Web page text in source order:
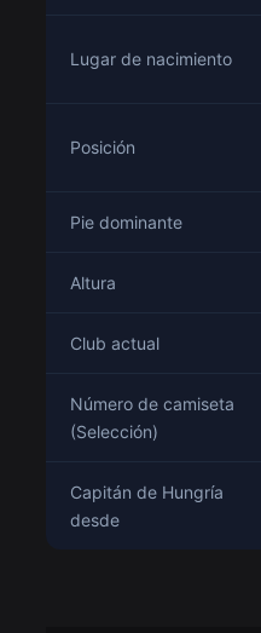
Lugar de nacimiento
Posición
Pie dominante
Altura
Club actual
Número de camiseta
(Selección)
Capitán de Hungría
desde